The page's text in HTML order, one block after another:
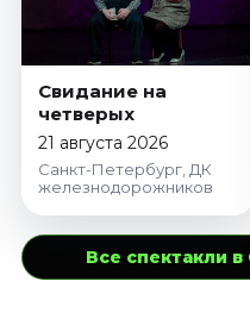
Свидание на
четверых
21 августа 2026
Санкт-Петербург, ДК
железнодорожников
Все спектакли